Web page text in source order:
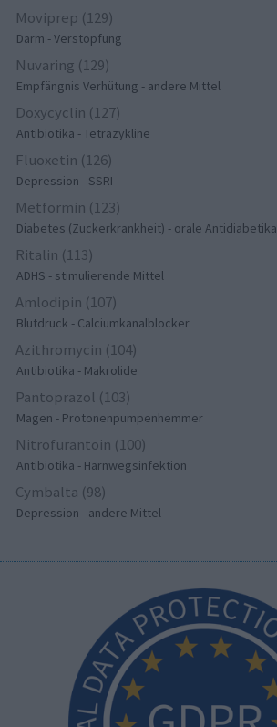
Moviprep (129)
Darm - Verstopfung
Nuvaring (129)
Empfängnis Verhütung - andere Mittel
Doxycyclin (127)
Antibiotika - Tetrazykline
Fluoxetin (126)
Depression - SSRI
Metformin (123)
Diabetes (Zuckerkrankheit) - orale Antidiabetika
Ritalin (113)
ADHS - stimulierende Mittel
Amlodipin (107)
Blutdruck - Calciumkanalblocker
Azithromycin (104)
Antibiotika - Makrolide
Pantoprazol (103)
Magen - Protonenpumpenhemmer
Nitrofurantoin (100)
Antibiotika - Harnwegsinfektion
Cymbalta (98)
Depression - andere Mittel